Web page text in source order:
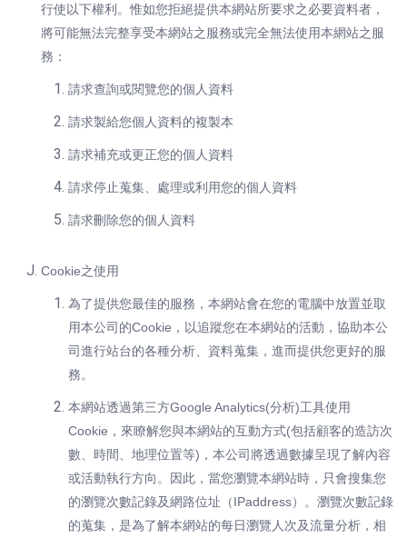
行使以下權利。惟如您拒絕提供本網站所要求之必要資料者，
將可能無法完整享受本網站之服務或完全無法使用本網站之服
務：
請求查詢或閱覽您的個人資料
請求製給您個人資料的複製本
請求補充或更正您的個人資料
請求停止蒐集、處理或利用您的個人資料
請求刪除您的個人資料
Cookie之使用
為了提供您最佳的服務，本網站會在您的電腦中放置並取
用本公司的Cookie，以追蹤您在本網站的活動，協助本公
司進行站台的各種分析、資料蒐集，進而提供您更好的服
務。
本網站透過第三方Google Analytics(分析)工具使用
Cookie，來瞭解您與本網站的互動方式(包括顧客的造訪次
數、時間、地理位置等)，本公司將透過數據呈現了解內容
或活動執行方向。因此，當您瀏覽本網站時，只會搜集您
的瀏覽次數記錄及網路位址（IPaddress）。瀏覽次數記錄
的蒐集，是為了解本網站的每日瀏覽人次及流量分析，相